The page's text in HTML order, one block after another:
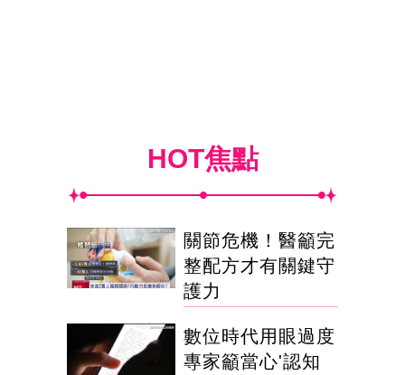
HOT焦點
關節危機！醫籲完
整配方才有關鍵守
護力
數位時代用眼過度
專家籲當心'認知